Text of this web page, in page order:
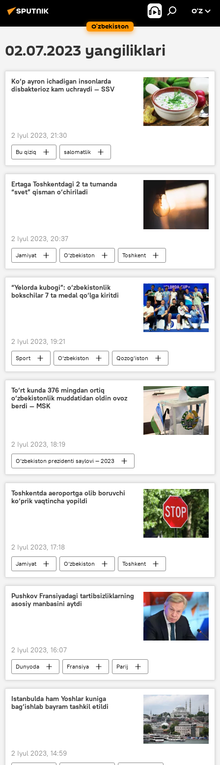
O‘zbekiston
O’Z
02.07.2023 yangiliklari
Ko‘p ayron ichadigan insonlarda
disbakterioz kam uchraydi — SSV
2 Iyul 2023, 21:30
Bu qiziq
salomatlik
Sog‘liqni saqlash vazirligi (SSV)
Yoz
ichimlik
Ertaga Toshkentdagi 2 ta tumanda
“svet” qisman o‘chiriladi
2 Iyul 2023, 20:37
Jamiyat O‘zbekiston
Toshkent
elektr energiyasi
“Yelorda kubogi”: o‘zbekistonlik
bokschilar 7 ta medal qo‘lga kiritdi
2 Iyul 2023, 19:21
Sport O‘zbekiston
Qozog‘iston
boks
musobaqa
To‘rt kunda 376 mingdan ortiq
o‘zbekistonlik muddatidan oldin ovoz
berdi — MSK
2 Iyul 2023, 18:19
O‘zbekiston prezidenti saylovi — 2023
Siyosat
O‘zbekiston
O‘zbekistonda prezident saylovi
saylov uchastkasi
Toshkentda aeroportga olib boruvchi
ko‘prik vaqtincha yopildi
2 Iyul 2023, 17:18
Jamiyat O‘zbekiston
Toshkent
yo‘l
aeroport
Pushkov Fransiyadagi tartibsizliklarning
asosiy manbasini aytdi
2 Iyul 2023, 16:07
Dunyoda Fransiya
Parij
tartibsizlik
Istanbulda ham Yoshlar kuniga
bag‘ishlab bayram tashkil etildi
2 Iyul 2023, 14:59